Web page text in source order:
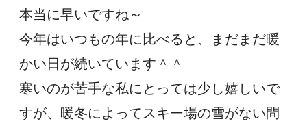
本当に早いですね～
今年はいつもの年に比べると、まだまだ暖
かい日が続いています＾＾
寒いのが苦手な私にとっては少し嬉しいで
すが、暖冬によってスキー場の雪がない問